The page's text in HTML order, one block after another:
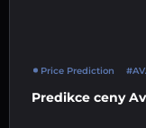
Price Prediction
Predikce ceny